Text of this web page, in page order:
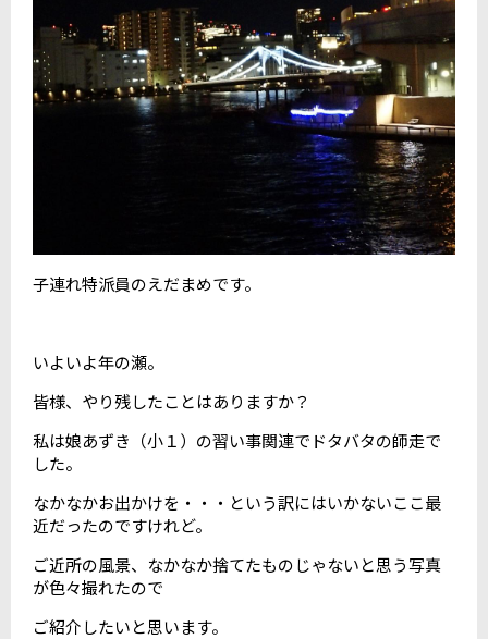
子連れ特派員のえだまめです。
いよいよ年の瀬。
皆様、やり残したことはありますか？
私は娘あずき（小１）の習い事関連でドタバタの師走で
した。
なかなかお出かけを・・・という訳にはいかないここ最
近だったのですけれど。
ご近所の風景、なかなか捨てたものじゃないと思う写真
が色々撮れたので
ご紹介したいと思います。